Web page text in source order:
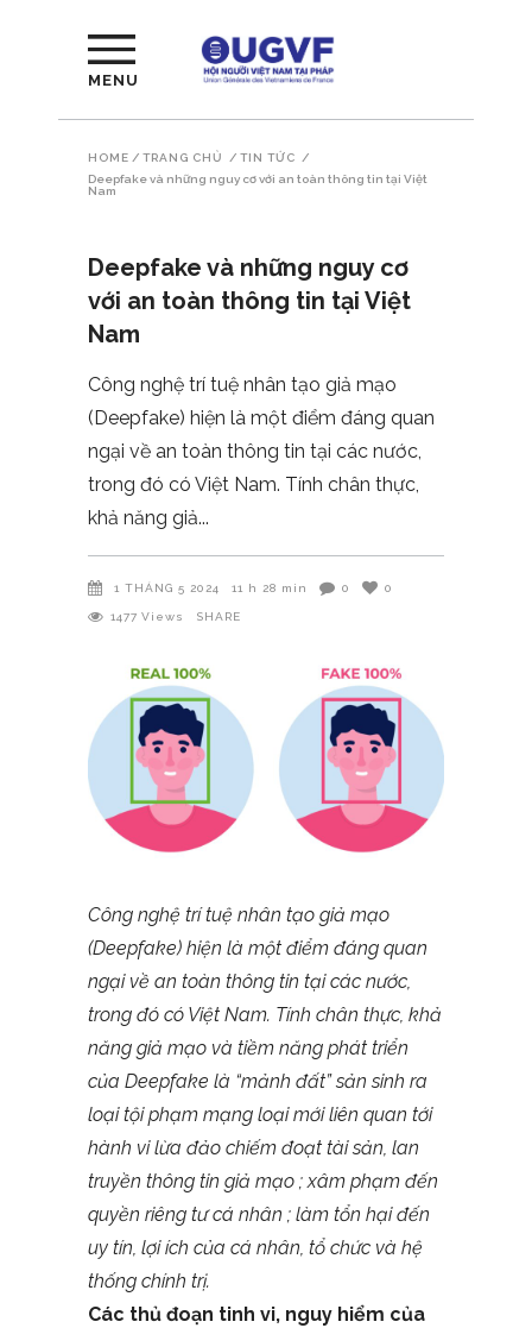
MENU
HOME / TRANG CHỦ / TIN TỨC
/
Deepfake và những nguy cơ với an toàn thông tin tại Việt
Nam
Deepfake và những nguy cơ
với an toàn thông tin tại Việt
Nam
Công nghệ trí tuệ nhân tạo giả mạo
(Deepfake) hiện là một điểm đáng quan
ngại về an toàn thông tin tại các nước,
trong đó có Việt Nam. Tính chân thực,
khả năng giả
1 THÁNG 5 2024 11 h 28 min 0 0
1477 Views SHARE
Công nghệ trí tuệ nhân tạo giả mạo
(Deepfake) hiện là một điểm đáng quan
ngại về an toàn thông tin tại các nước,
trong đó có Việt Nam. Tính chân thực, khả
năng giả mạo và tiềm năng phát triển
của Deepfake là “mảnh đất” sản sinh ra
loại tội phạm mạng loại mới liên quan tới
hành vi lừa đảo chiếm đoạt tài sản, lan
truyền thông tin giả mạo ; xâm phạm đến
quyền riêng tưcá nhân ; làm tổn hạiđến
uy tín, lợi ích của cá nhân, tổ chức và hệ
thống chính trị.
Các thủ đoạn tinh vi, nguy hiểm của